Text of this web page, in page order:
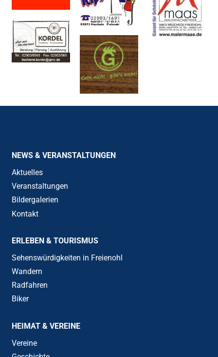
NEWS & VERANSTALTUNGEN
Aktuelles
Veranstaltungen
Bildergalerien
Kontakt
ERLEBEN & TOURISMUS
Sehenswürdigkeiten in Freienohl
Wandern
Radfahren
Biker
HEIMAT & VEREINE
Vereine